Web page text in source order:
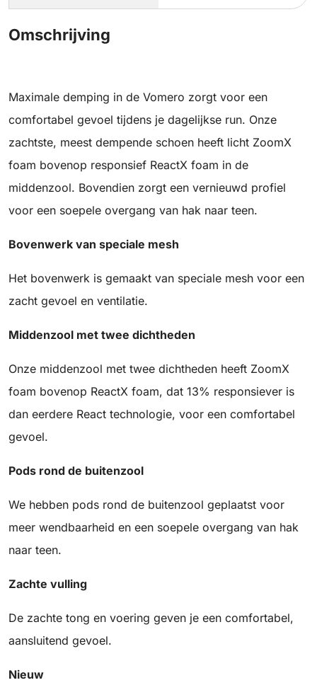
Omschrijving
Maximale demping in de Vomero zorgt voor een
comfortabel gevoel tijdens je dagelijkse run. Onze
zachtste, meest dempende schoen heeft licht ZoomX
foam bovenop responsief ReactX foam in de
middenzool. Bovendien zorgt een vernieuwd profiel
voor een soepele overgang van hak naar teen.
Bovenwerk van speciale mesh
Het bovenwerk is gemaakt van speciale mesh voor een
zacht gevoel en ventilatie.
Middenzool met twee dichtheden
Onze middenzool met twee dichtheden heeft ZoomX
foam bovenop ReactX foam, dat 13% responsiever is
dan eerdere React technologie, voor een comfortabel
gevoel.
Pods rond de buitenzool
We hebben pods rond de buitenzool geplaatst voor
meer wendbaarheid en een soepele overgang van hak
naar teen.
Zachte vulling
De zachte tong en voering geven je een comfortabel,
aansluitend gevoel.
Nieuw